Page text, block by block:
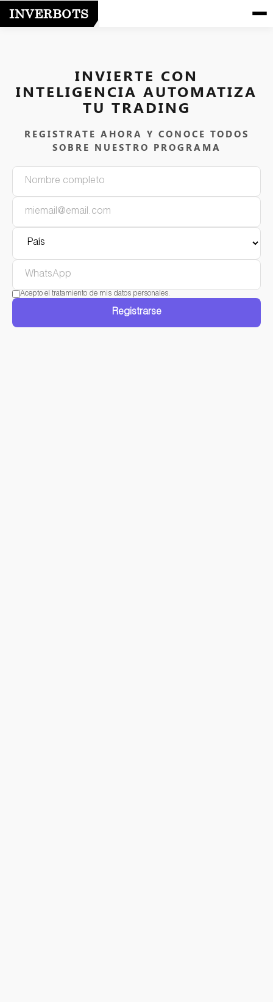
INVERBOTS
INVIERTE CON
INTELIGENCIA AUTOMATIZA
TU TRADING
REGISTRATE AHORA Y CONOCE TODOS
SOBRE NUESTRO PROGRAMA
Acepto el tratamiento de mis datos personales.
Registrarse